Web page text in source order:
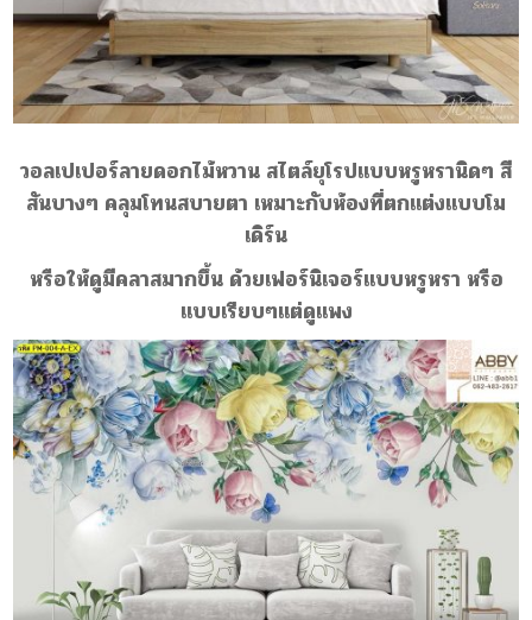
วอลเปเปอร์ลายดอกไม้หวาน สไตล์ยุโรปเเบบหรูหรานิดๆ สี
สันบางๆ คลุมโทนสบายตา เหมาะกับห้องที่ตกเเต่งเเบบโม
เดิร์น
หรือให้ดูมีคลาสมากขึ้น ด้วยเฟอร์นิเจอร์เเบบหรูหรา หรือ
เเบบเรียบๆเเต่ดูเเพง